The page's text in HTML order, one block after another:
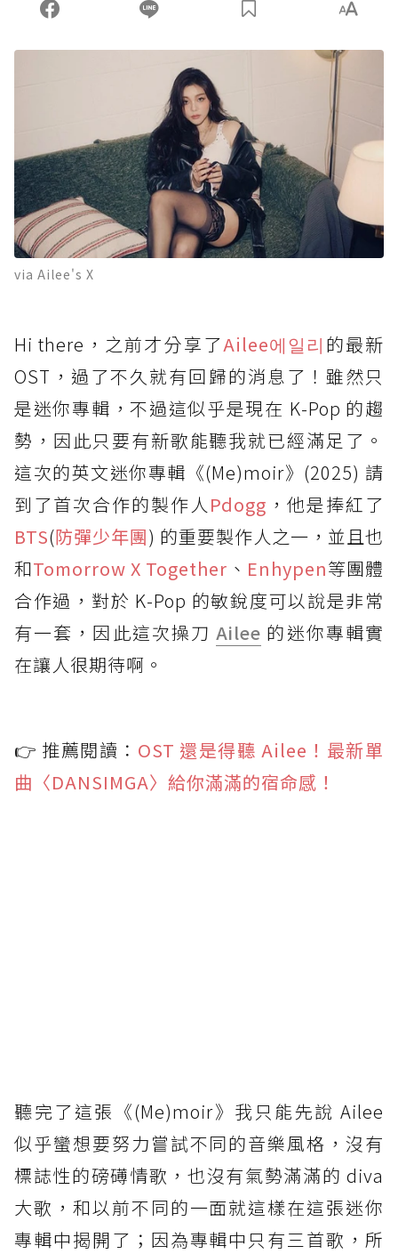
via Ailee's X
Hi there，之前才分享了Ailee에일리 的最新
OST，過了不久就有回歸的消息了！雖然只
是迷你專輯，不過這似乎是現在 K-Pop 的趨
勢，因此只要有新歌能聽我就已經滿足了。
這次的英文迷你專輯《(Me)moir》(2025) 請
到了首次合作的製作人Pdogg ，他是捧紅了
BTS(防彈少年團) 的重要製作人之一，並且也
和Tomorrow X Together 、 Enhypen等團體
合作過，對於 K-Pop 的敏銳度可以說是非常
有一套，因此這次操刀Ailee 的迷你專輯實
在讓人很期待啊。
👉 推薦閱讀： OST 還是得聽 Ailee！最新單
曲〈DANSIMGA〉給你滿滿的宿命感！
聽完了這張《(Me)moir》我只能先說 Ailee
似乎蠻想要努力嘗試不同的音樂風格，沒有
標誌性的磅礡情歌，也沒有氣勢滿滿的 diva
大歌，和以前不同的一面就這樣在這張迷你
專輯中揭開了；因為專輯中只有三首歌，所